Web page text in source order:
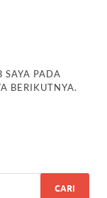
PADA
BERIKUTNYA.